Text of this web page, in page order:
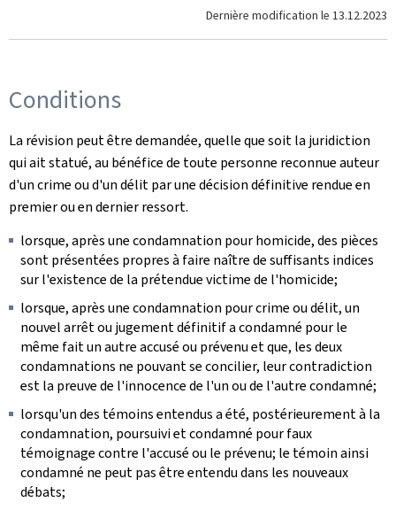
Dernière modification le 13.12.2023
Conditions
La révision peut être demandée, quelle que soit la juridiction
qui ait statué, au bénéfice de toute personne reconnue auteur
d'un crime ou d'un délit par une décision définitive rendue en
premier ou en dernier ressort.
lorsque, après une condamnation pour homicide, des pièces
sont présentées propres à faire naître de suffisants indices
sur l'existence de la prétendue victime de l'homicide;
lorsque, après une condamnation pour crime ou délit, un
nouvel arrêt ou jugement définitif a condamné pour le
même fait un autre accusé ou prévenu et que, les deux
condamnations ne pouvant se concilier, leur contradiction
est la preuve de l'innocence de l'un ou de l'autre condamné;
lorsqu'un des témoins entendus a été, postérieurement à la
condamnation, poursuivi et condamné pour faux
témoignage contre l'accusé ou le prévenu; le témoin ainsi
condamné ne peut pas être entendu dans les nouveaux
débats;